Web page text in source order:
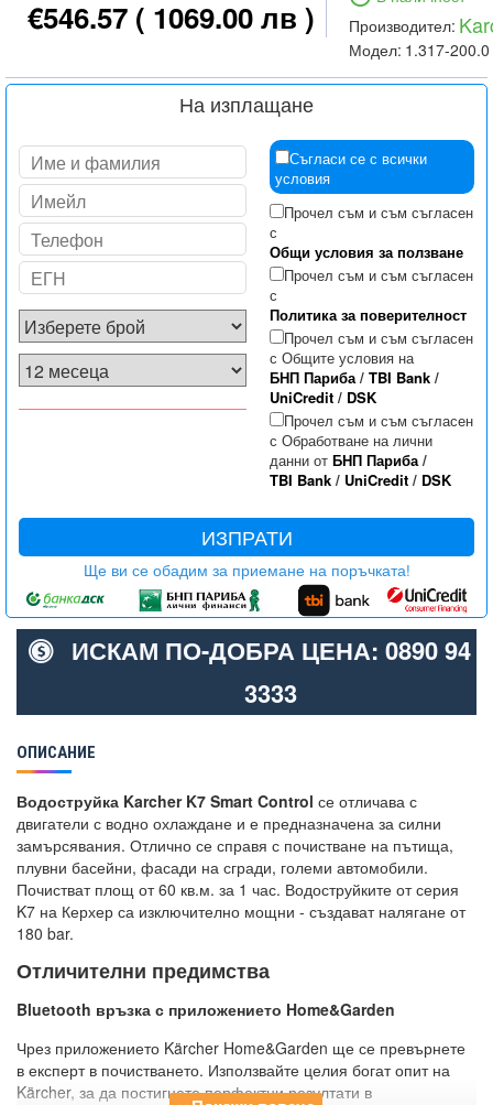
€546.57 ( 1069.00 лв )
Производител:
Модел: 1.317-200.0
На изплащане
Съгласи се с всички
условия
Прочел съм и съм съгласен
с
Общи условия за ползване
Прочел съм и съм съгласен
с
Политика за поверителност
Прочел съм и съм съгласен
с Общите условия на
БНП Париба/ TBI Bank/
UniCredit/ DSK
Прочел съм и съм съгласен
с Обработване на лични
данни от БНП Париба/
TBI Bank/ UniCredit/ DSK
ИЗПРАТИ
Ще ви се обадим за приемане на поръчката!
ИСКАМ ПО-ДОБРА ЦЕНА: 0890 94
3333
ОПИСАНИЕ
Водоструйка Karcher K7 Smart Control се отличава с
двигатели с водно охлаждане и е предназначена за силни
замърсявания. Отлично се справя с почистване на пътища,
плувни басейни, фасади на сгради, големи автомобили.
Почистват площ от 60 кв.м. за 1 час. Водоструйките от серия
K7 на Керхер са изключително мощни - създават налягане от
180 bar.
Отличителни предимства
Bluetooth връзка с приложението Home&Garden
Чрез приложението Kärcher Home&Garden ще се превърнете
в експерт в почистването. Използвайте целия богат опит на
Kärcher, за да постигнете перфектни резултати в